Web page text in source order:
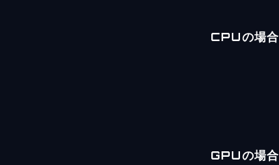
CPUの場合
GPUの場合